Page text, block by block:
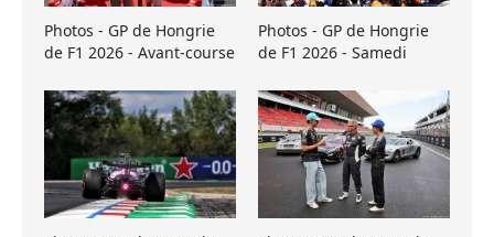
Photos - GP de Hongrie
de F1 2026 - Avant-course
Photos - GP de Hongrie
de F1 2026 - Samedi